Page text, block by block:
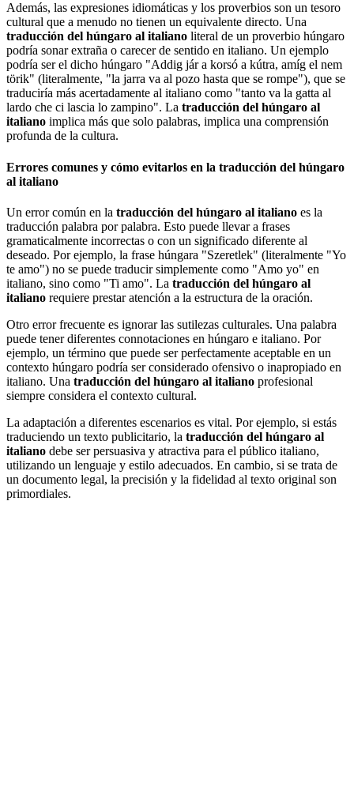
Además, las expresiones idiomáticas y los proverbios son un tesoro
cultural que a menudo no tienen un equivalente directo. Una
traducción del húngaro al italiano literal de un proverbio húngaro
podría sonar extraña o carecer de sentido en italiano. Un ejemplo
podría ser el dicho húngaro "Addig jár a korsó a kútra, amíg el nem
törik" (literalmente, "la jarra va al pozo hasta que se rompe"), que se
traduciría más acertadamente al italiano como "tanto va la gatta al
lardo che ci lascia lo zampino". La traducción del húngaro al
italiano implica más que solo palabras, implica una comprensión
profunda de la cultura.
Errores comunes y cómo evitarlos en la traducción del húngaro
al italiano
Un error común en la traducción del húngaro al italiano es la
traducción palabra por palabra. Esto puede llevar a frases
gramaticalmente incorrectas o con un significado diferente al
deseado. Por ejemplo, la frase húngara "Szeretlek" (literalmente "Yo
te amo") no se puede traducir simplemente como "Amo yo" en
italiano, sino como "Ti amo". La traducción del húngaro al
italiano requiere prestar atención a la estructura de la oración.
Otro error frecuente es ignorar las sutilezas culturales. Una palabra
puede tener diferentes connotaciones en húngaro e italiano. Por
ejemplo, un término que puede ser perfectamente aceptable en un
contexto húngaro podría ser considerado ofensivo o inapropiado en
italiano. Una traducción del húngaro al italiano profesional
siempre considera el contexto cultural.
La adaptación a diferentes escenarios es vital. Por ejemplo, si estás
traduciendo un texto publicitario, la traducción del húngaro al
italiano debe ser persuasiva y atractiva para el público italiano,
utilizando un lenguaje y estilo adecuados. En cambio, si se trata de
un documento legal, la precisión y la fidelidad al texto original son
primordiales.